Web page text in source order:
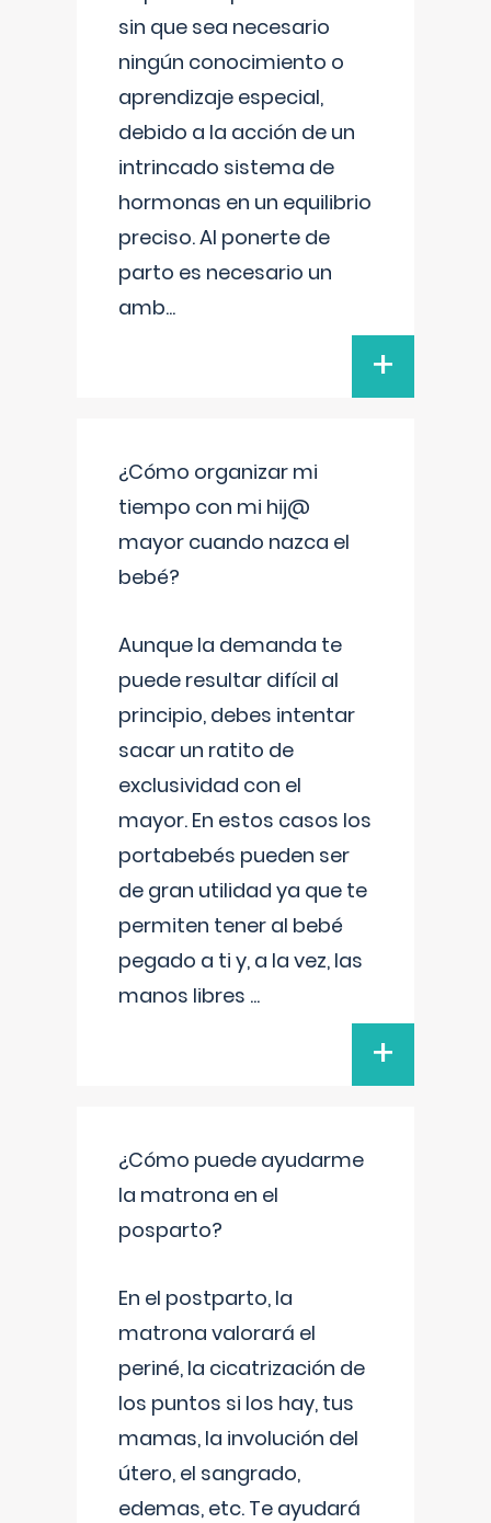
sin que sea necesario
ningún conocimiento o
aprendizaje especial,
debido a la acción de un
intrincado sistema de
hormonas en un equilibrio
preciso. Al ponerte de
parto es necesario un
amb...
+
¿Cómo organizar mi
tiempo con mi hij@
mayor cuando nazca el
bebé?
Aunque la demanda te
puede resultar difícil al
principio, debes intentar
sacar un ratito de
exclusividad con el
mayor. En estos casos los
portabebés pueden ser
de gran utilidad ya que te
permiten tener al bebé
pegado a ti y, a la vez, las
manos libres ...
+
¿Cómo puede ayudarme
la matrona en el
posparto?
En el postparto, la
matrona valorará el
periné, la cicatrización de
los puntos si los hay, tus
mamas, la involución del
útero, el sangrado,
edemas, etc. Te ayudará